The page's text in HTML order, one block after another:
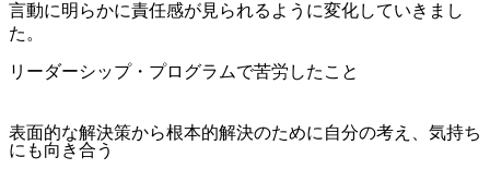
言動に明らかに責任感が見られるように変化していきまし
た。
リーダーシップ・プログラムで苦労したこと
表面的な解決策から根本的解決のために自分の考え、気持ち
にも向き合う